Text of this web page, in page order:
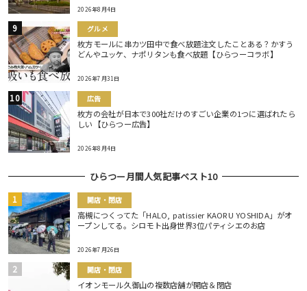
2026年8月4日
グルメ
枚方モールに串カツ田中で食べ放題注文したことある？かすう
どんやユッケ、ナポリタンも食べ放題【ひらつーコラボ】
2026年7月31日
広告
枚方の会社が日本で300社だけのすごい企業の1つに選ばれたら
しい【ひらつー広告】
2026年8月4日
ひらつー月間人気記事ベスト10
開店・閉店
高槻につくってた「HALO, patissier KAORU YOSHIDA」がオ
ープンしてる。シロモト出身世界3位パティシエのお店
2026年7月26日
開店・閉店
イオンモール久御山の複数店舗が開店＆閉店